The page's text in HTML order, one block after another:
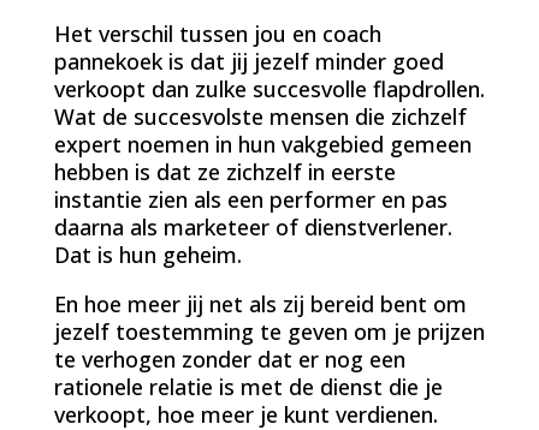
Het verschil tussen jou en coach
pannekoek is dat jij jezelf minder goed
verkoopt dan zulke succesvolle flapdrollen.
Wat de succesvolste mensen die zichzelf
expert noemen in hun vakgebied gemeen
hebben is dat ze zichzelf in eerste
instantie zien als een performer en pas
daarna als marketeer of dienstverlener.
Dat is hun geheim.
En hoe meer jij net als zij bereid bent om
jezelf toestemming te geven om je prijzen
te verhogen zonder dat er nog een
rationele relatie is met de dienst die je
verkoopt, hoe meer je kunt verdienen.